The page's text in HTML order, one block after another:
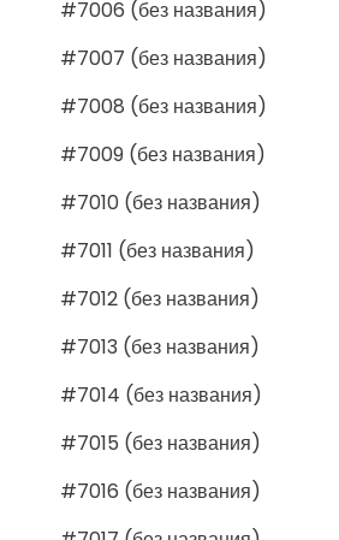
#7006 (без названия)
#7007 (без названия)
#7008 (без названия)
#7009 (без названия)
#7010 (без названия)
#7011 (без названия)
#7012 (без названия)
#7013 (без названия)
#7014 (без названия)
#7015 (без названия)
#7016 (без названия)